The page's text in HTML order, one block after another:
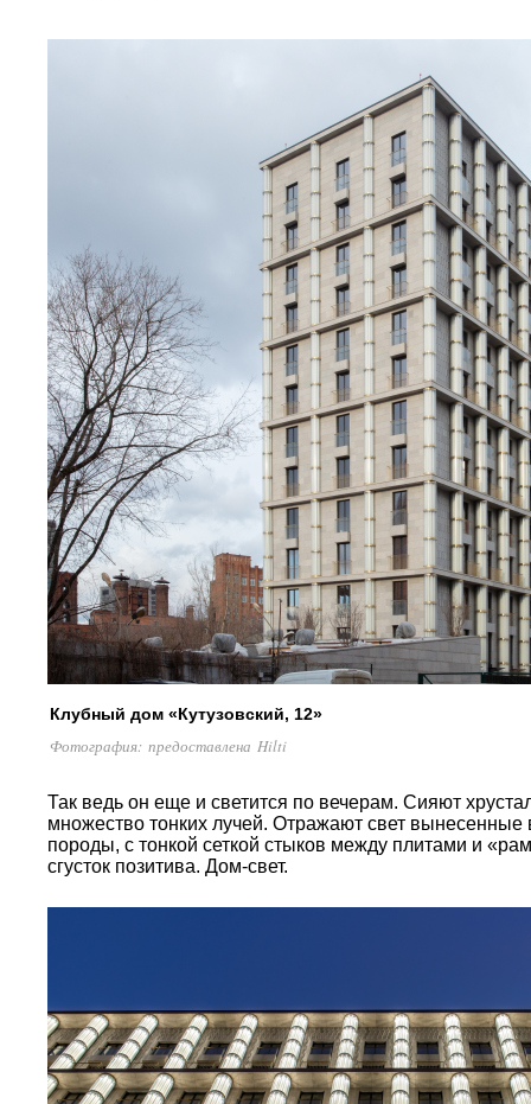
Клубный дом «Кутузовский, 12»
Фотография: предоставлена Hilti
Так ведь он еще и светится по вечерам. Сияют
множество тонких лучей. Отражают свет
породы, с тонкой сеткой стыков между плитами и
сгусток позитива. Дом-свет.